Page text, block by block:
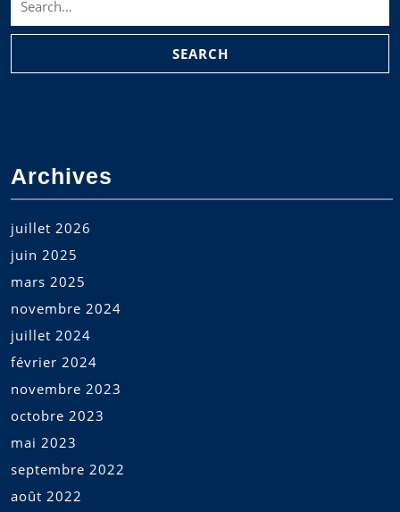
for:
Archives
juillet 2026
juin 2025
mars 2025
novembre 2024
juillet 2024
février 2024
novembre 2023
octobre 2023
mai 2023
septembre 2022
août 2022